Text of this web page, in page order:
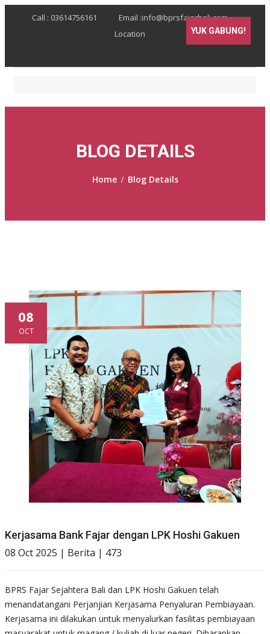
Call : 03614756161
Email :info@bprsfajarbali.com
Location
YUK GABUNG!
BLOG DETAILS
Home/ Blog Details
08
OCT
Kerjasama Bank Fajar dengan LPK Hoshi Gakuen
08 Oct 2025 | Berita | 473
BPRS Fajar Sejahtera Bali dan LPK Hoshi Gakuen telah
menandatangani Perjanjian Kerjasama Penyaluran Pembiayaan.
Kerjasama ini dilakukan untuk menyalurkan fasilitas pembiayaan